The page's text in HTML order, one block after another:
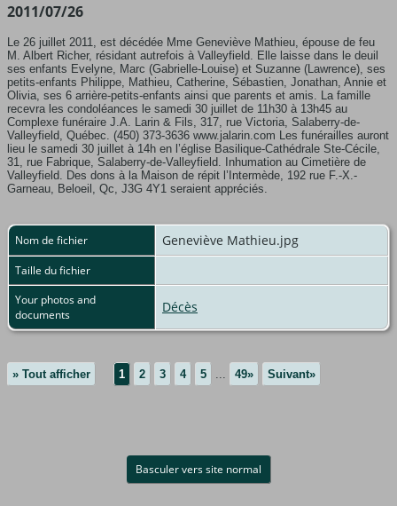
2011/07/26
Le 26 juillet 2011, est décédée Mme Geneviève Mathieu, épouse de feu
M. Albert Richer, résidant autrefois à Valleyfield. Elle laisse dans le deuil
ses enfants Evelyne, Marc (Gabrielle-Louise) et Suzanne (Lawrence), ses
petits-enfants Philippe, Mathieu, Catherine, Sébastien, Jonathan, Annie et
Olivia, ses 6 arrière-petits-enfants ainsi que parents et amis. La famille
recevra les condoléances le samedi 30 juillet de 11h30 à 13h45 au
Complexe funéraire J.A. Larin & Fils, 317, rue Victoria, Salaberry-de-
Valleyfield, Québec. (450) 373-3636 www.jalarin.com Les funérailles auront
lieu le samedi 30 juillet à 14h en l’église Basilique-Cathédrale Ste-Cécile,
31, rue Fabrique, Salaberry-de-Valleyfield. Inhumation au Cimetière de
Valleyfield. Des dons à la Maison de répit l’Intermède, 192 rue F.-X.-
Garneau, Beloeil, Qc, J3G 4Y1 seraient appréciés.
Nom de fichier Geneviève Mathieu.jpg
Taille du fichier
Your photos and
documents
Décès
» Tout afficher 1 2 3 4 5 ... 49» Suivant»
Basculer vers site normal